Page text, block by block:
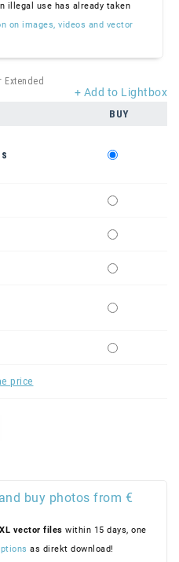
illegal use has already taken
on images, videos and vector
+ Add to Lightbox
Extended
BUY
price
buy photos from €
vector files within 15 days, one
as direkt download!